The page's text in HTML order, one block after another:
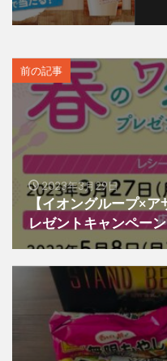
前の記事
2023年3月29日
【イオングループ×
レゼントキャンペーン